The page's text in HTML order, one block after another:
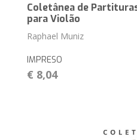
Coletânea de
para Violão
Raphael Muniz
IMPRESO
€ 8,04